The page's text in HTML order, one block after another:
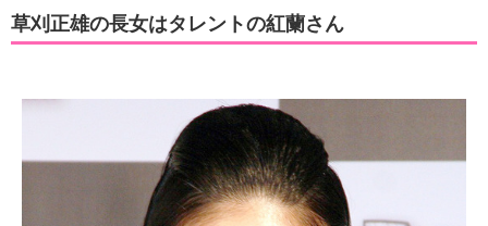
草刈正雄の長女はタレントの紅蘭さん